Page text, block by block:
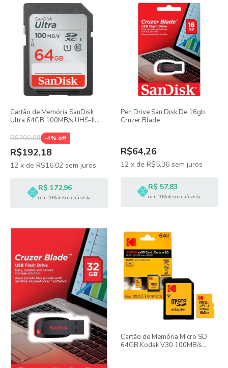
Cartão de Memória SanDisk
Ultra 64GB 100MB/s UHS-II
R$200,09 -4% off
R$192,18
12 x de R$16,02 sem juros
R$ 172,96
com 10% desconto à vista
Pen Drive San Disk De 16gb
Cruzer Blade
R$64,26
12 x de R$5,36 sem juros
R$ 57,83
com 10% desconto à vista
Cartão de Memória Micro SD
64GB Kodak V30 100MB/s